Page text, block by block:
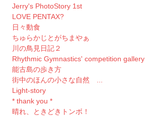
Jerry's PhotoStory 1st
LOVE PENTAX?
日々動食
ちゅらかじとがちまやぁ
川の鳥見日記２
Rhythmic Gymnastics' competition gallery
能古島の歩き方
街中のほんの小さな自然 ...
Light-story
* thank you *
晴れ、ときどきトンボ！